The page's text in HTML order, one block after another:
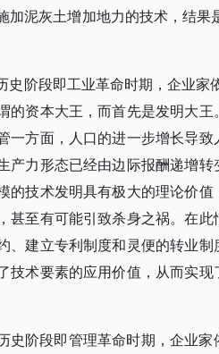
加泥灰土增加地力的技术，结
史阶段即工业革命时期，企业
的资本大王，而首先是发明大王
一方面，人口的进一步增长导
产力形态已经由边际报酬递增
的技术发明具有极大的理论价
甚至有可能引致杀身之祸。在
、建立专利制度和灵便的转业
技术要素的应用价值，从而实
史阶段即管理革命时期，企业